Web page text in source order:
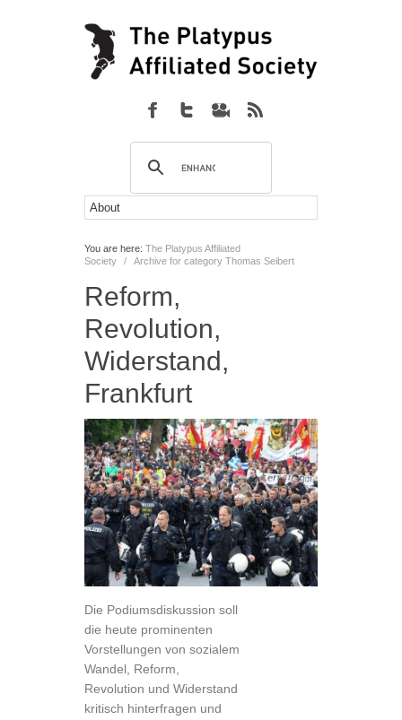
You are here: The Platypus Affiliated
Society
/ Archive for category Thomas Seibert
Reform,
Revolution,
Widerstand,
Frankfurt
Die Podiumsdiskussion soll
die heute prominenten
Vorstellungen von sozialem
Wandel, Reform,
Revolution und Widerstand
kritisch hinterfragen und